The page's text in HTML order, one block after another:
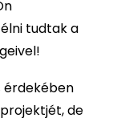
tudtak a
érdekében
de